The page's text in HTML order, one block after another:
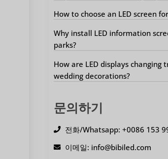
How to choose an LED screen
Why install LED information
parks?
How are LED displays changing
wedding decorations?
문의하기
전화/Whatsapp: +0086 153
이메일: info@bibiled.com